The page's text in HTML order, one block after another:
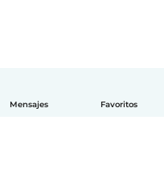
Mensajes Favoritos